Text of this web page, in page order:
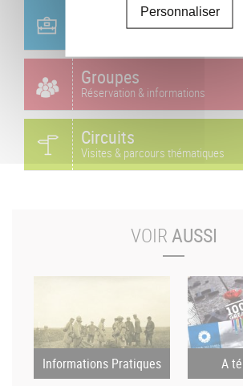
Réservation & informations
Groupes
Réservation & informations
Circuits
Visites & parcours thématiques
VOIRAUSSI
Informations Pratiques A
Personnaliser